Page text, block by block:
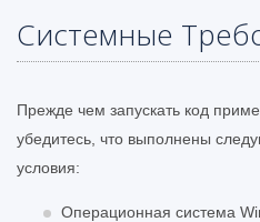
Системные
Прежде чем запускать код
убедитесь, что выполнены
условия:
Операционная система